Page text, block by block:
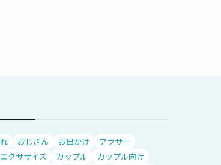
おじさん お出かけ
アラサー
エクササイズ カップル
カップル向け